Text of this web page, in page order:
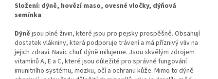
Složení: dýně, hovězí maso, ovesné vločky, dýňová
semínka
Dýně jsou plné živin, které jsou pro pejsky prospěšné. Obsahují
dostatek vlákniny, která podporuje trávení a má příznivý vliv na
jejich zdraví. Navíc chuť dýně milujeme. Jsou skvělým zdrojem
vitamínů A, E a C, které jsou důležité pro správné fungování
imunitního systému, mozku, očí a ochranu kůže. Mimo to dýně